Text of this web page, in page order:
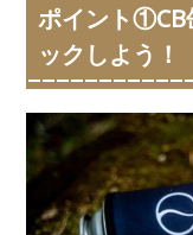
ポイント①CB
ックしよう！